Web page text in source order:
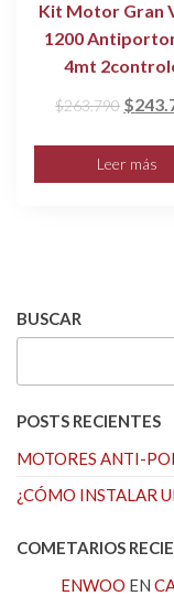
Kit Motor Gran
1200
4mt
$263.790 El
original
era:
$
Leer más
BUSCAR
POSTS RECIENTES
MOTORES ANTI-
¿CÓMO INSTALAR
COMETARIOS
ENWOO EN